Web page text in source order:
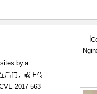
by a
后门，或上传
2017-563